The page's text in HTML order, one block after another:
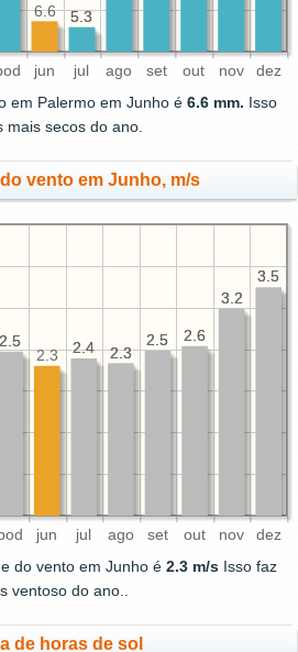
jun jul ago set out nov dez
5.3
5.3
6.6
em Palermo em Junho é 6.6 mm. Isso
mais secos do ano.
vento em Junho, m/s
jun jul ago set out nov dez
3.5
3.2
2.6
2.5
2.3
2.4
2.5
3.5
3.2
2.6
2.5
2.3
2.4
2.3
2.5
do vento em Junho é 2.3 m/s Isso faz
ventoso do ano..
de horas de sol